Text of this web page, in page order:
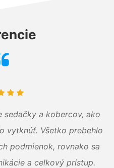
sedačky a kobercov, ako
vytknúť. Všetko prebehlo
podmienok, rovnako sa
a celkový prístup.